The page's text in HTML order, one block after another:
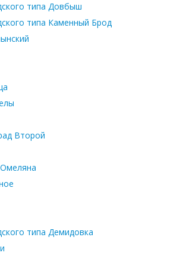
типа Довбыш
типа Каменный Брод
Второй
типа Демидовка